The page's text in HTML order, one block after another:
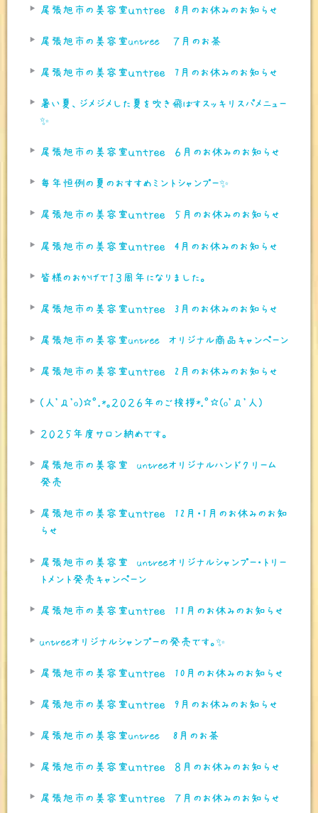
尾張旭市の美容室ｕｎｔｒｅｅ 8月のお休みのお知らせ
尾張旭市の美容室untree ７月のお茶
尾張旭市の美容室ｕｎｔｒｅｅ 7月のお休みのお知らせ
暑い夏、ジメジメした夏を吹き飛ばすスッキリスパメニュー
✨
尾張旭市の美容室ｕｎｔｒｅｅ ６月のお休みのお知らせ
毎年恒例の夏のおすすめミントシャンプー✨
尾張旭市の美容室ｕｎｔｒｅｅ ５月のお休みのお知らせ
尾張旭市の美容室ｕｎｔｒｅｅ 4月のお休みのお知らせ
皆様のおかげで１３周年になりました。
尾張旭市の美容室ｕｎｔｒｅｅ 3月のお休みのお知らせ
尾張旭市の美容室untree オリジナル商品キャンペーン
尾張旭市の美容室ｕｎｔｒｅｅ 2月のお休みのお知らせ
(人'д'o)☆ﾟ.*｡２０２６年のご挨拶*.ﾟ☆(o'д'人)
２０２５年度サロン納めです。
尾張旭市の美容室 untreeオリジナルハンドクリーム
発売
尾張旭市の美容室ｕｎｔｒｅｅ 12月・1月のお休みのお知
らせ
尾張旭市の美容室 untreeオリジナルシャンプー・トリー
トメント発売キャンペーン
尾張旭市の美容室ｕｎｔｒｅｅ 11月のお休みのお知らせ
untreeオリジナルシャンプーの発売です。✨
尾張旭市の美容室ｕｎｔｒｅｅ 10月のお休みのお知らせ
尾張旭市の美容室ｕｎｔｒｅｅ 9月のお休みのお知らせ
尾張旭市の美容室untree 8月のお茶
尾張旭市の美容室ｕｎｔｒｅｅ ８月のお休みのお知らせ
尾張旭市の美容室ｕｎｔｒｅｅ ７月のお休みのお知らせ